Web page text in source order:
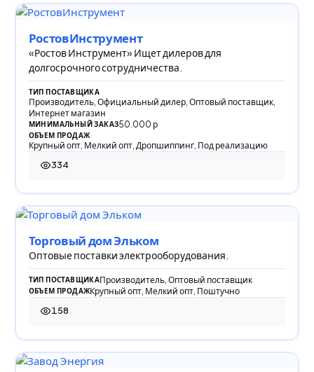
РостовИнструмент
«Ростов Инструмент» Ищет дилеров для
долгосрочного сотрудничества.
ТИП ПОСТАВЩИКА
Производитель, Официальный дилер, Оптовый поставщик,
Интернет магазин
МИНИМАЛЬНЫЙ ЗАКАЗ50.000 р
ОБЪЕМ ПРОДАЖ
Крупный опт, Мелкий опт, Дропшиппинг, Под реализацию
334
334 просмотра
Торговый дом Эльком
Оптовые поставки электрооборудования.
ТИП ПОСТАВЩИКАПроизводитель, Оптовый поставщик
ОБЪЕМ ПРОДАЖКрупный опт, Мелкий опт, Поштучно
158
158 просмотров